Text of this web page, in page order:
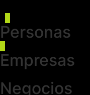
Personas
Empresas
Negocios